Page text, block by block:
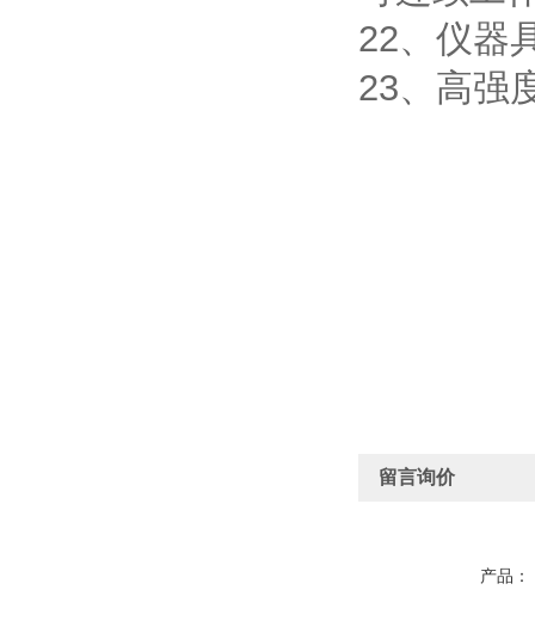
22、仪器
23、高强
留言询价
产品：